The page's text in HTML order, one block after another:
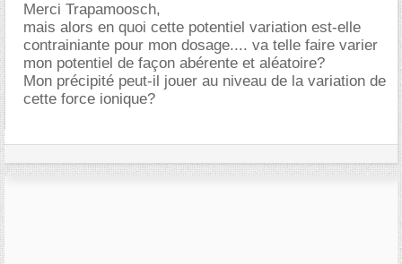
Merci Trapamoosch,
mais alors en quoi cette potentiel variation est-elle
contrainiante pour mon dosage.... va telle faire varier
mon potentiel de façon abérente et aléatoire?
Mon précipité peut-il jouer au niveau de la variation de
cette force ionique?